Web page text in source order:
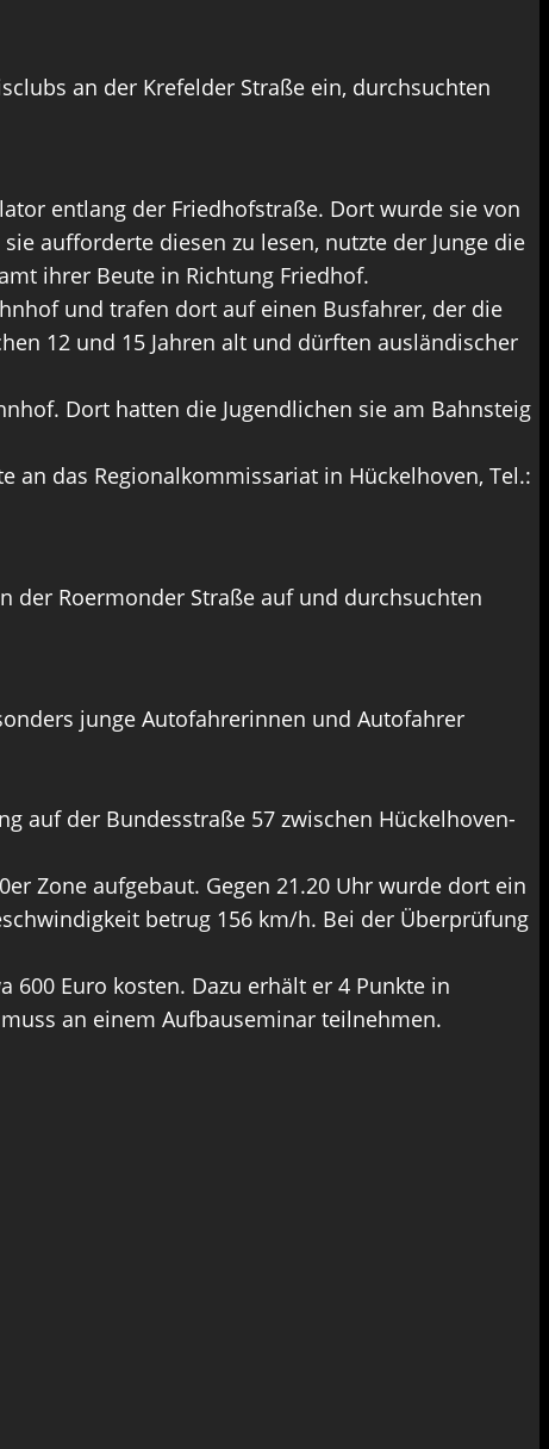
an der Krefelder Straße ein, durchsuchten
entlang der Friedhofstraße. Dort wurde sie von
aufforderte diesen zu lesen, nutzte der Junge die
ihrer Beute in Richtung Friedhof.
und trafen dort auf einen Busfahrer, der die
12 und 15 Jahren alt und dürften ausländischer
Dort hatten die Jugendlichen sie am Bahnsteig
an das Regionalkommissariat in Hückelhoven, Tel.:
der Roermonder Straße auf und durchsuchten
junge Autofahrerinnen und Autofahrer
auf der Bundesstraße 57 zwischen Hückelhoven-
Zone aufgebaut. Gegen 21.20 Uhr wurde dort ein
betrug 156 km/h. Bei der Überprüfung
Euro kosten. Dazu erhält er 4 Punkte in
an einem Aufbauseminar teilnehmen.